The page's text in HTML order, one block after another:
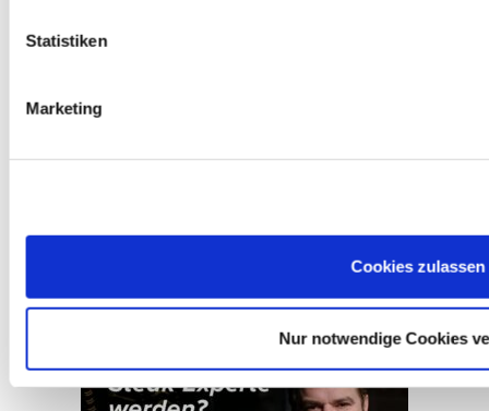
Statistiken
Marketing
Cookies zulassen
Nur notwendige Cookies
Knusperhaut und saftigem Fleisch